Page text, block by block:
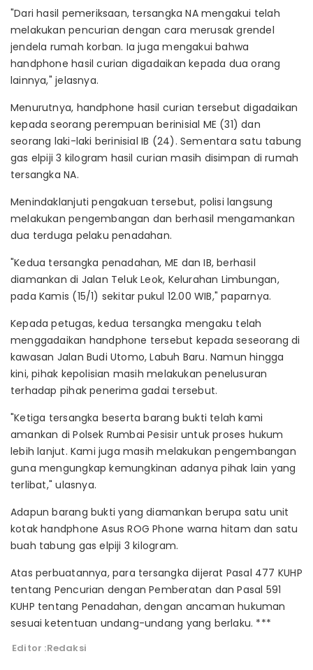
"Dari hasil pemeriksaan, tersangka NA mengakui telah
melakukan pencurian dengan cara merusak grendel
jendela rumah korban. Ia juga mengakui bahwa
handphone hasil curian digadaikan kepada dua orang
lainnya," jelasnya.
Menurutnya, handphone hasil curian tersebut digadaikan
kepada seorang perempuan berinisial ME (31) dan
seorang laki-laki berinisial IB (24). Sementara satu tabung
gas elpiji 3 kilogram hasil curian masih disimpan di rumah
tersangka NA.
Menindaklanjuti pengakuan tersebut, polisi langsung
melakukan pengembangan dan berhasil mengamankan
dua terduga pelaku penadahan.
"Kedua tersangka penadahan, ME dan IB, berhasil
diamankan di Jalan Teluk Leok, Kelurahan Limbungan,
pada Kamis (15/1) sekitar pukul 12.00 WIB," paparnya.
Kepada petugas, kedua tersangka mengaku telah
menggadaikan handphone tersebut kepada seseorang di
kawasan Jalan Budi Utomo, Labuh Baru. Namun hingga
kini, pihak kepolisian masih melakukan penelusuran
terhadap pihak penerima gadai tersebut.
"Ketiga tersangka beserta barang bukti telah kami
amankan di Polsek Rumbai Pesisir untuk proses hukum
lebih lanjut. Kami juga masih melakukan pengembangan
guna mengungkap kemungkinan adanya pihak lain yang
terlibat," ulasnya.
Adapun barang bukti yang diamankan berupa satu unit
kotak handphone Asus ROG Phone warna hitam dan satu
buah tabung gas elpiji 3 kilogram.
Atas perbuatannya, para tersangka dijerat Pasal 477 KUHP
tentang Pencurian dengan Pemberatan dan Pasal 591
KUHP tentang Penadahan, dengan ancaman hukuman
sesuai ketentuan undang-undang yang berlaku. ***
Editor :Redaksi